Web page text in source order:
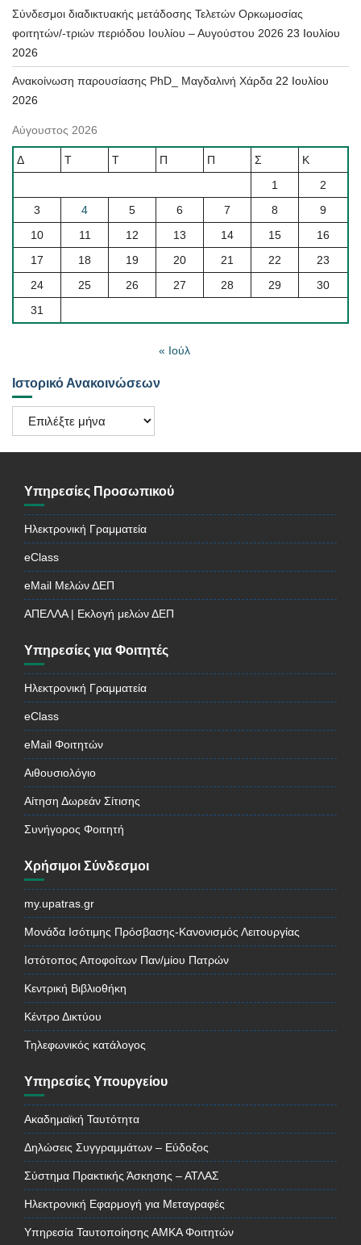
Σύνδεσμοι διαδικτυακής μετάδοσης Τελετών Ορκωμοσίας
φοιτητών/-τριών περιόδου Ιουλίου – Αυγούστου 2026 23 Ιουλίου
2026
Ανακοίνωση παρουσίασης PhD_ Μαγδαλινή Χάρδα 22 Ιουλίου
2026
Αύγουστος 2026
Δ Τ Τ Π Π Σ
Κ
1
2
3
4 5 6 7 8
9
10
11 12 13 14 15
16
17
18 19 20 21 22
23
24
25 26 27 28 29
30
31
« Ιούλ
Ιστορικό Ανακοινώσεων
Ιστορικό
Ανακοινώσεων
Υπηρεσίες Προσωπικού
Ηλεκτρονική Γραμματεία
eClass
eMail Μελών ΔΕΠ
ΑΠΕΛΛΑ | Εκλογή μελών ΔΕΠ
Υπηρεσίες για Φοιτητές
Ηλεκτρονική Γραμματεία
eClass
eMail Φοιτητών
Αιθουσιολόγιο
Αίτηση Δωρεάν Σίτισης
Συνήγορος Φοιτητή
Χρήσιμοι Σύνδεσμοι
my.upatras.gr
Μονάδα Ισότιμης Πρόσβασης-Κανονισμός Λειτουργίας
Ιστότοπος Αποφοίτων Παν/μίου Πατρών
Κεντρική Βιβλιοθήκη
Κέντρο Δικτύου
Τηλεφωνικός κατάλογος
Υπηρεσίες Υπουργείου
Ακαδημαϊκή Ταυτότητα
Δηλώσεις Συγγραμμάτων – Εύδοξος
Σύστημα Πρακτικής Άσκησης – ΑΤΛΑΣ
Ηλεκτρονική Εφαρμογή για Μεταγραφές
Υπηρεσία Ταυτοποίησης ΑΜΚΑ Φοιτητών